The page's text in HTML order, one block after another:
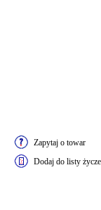
Zapytaj o towar
Dodaj do listy